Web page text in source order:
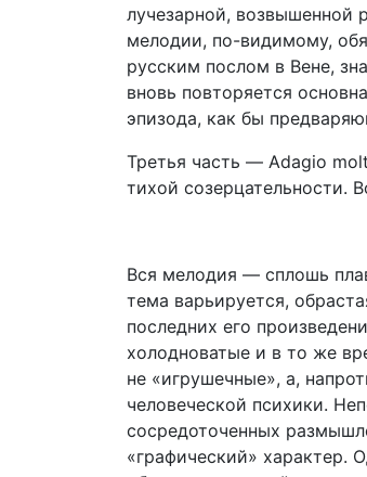
лучезарной, возвышенной
мелодии, по-видимому,
русским послом в Вене,
вновь повторяется
эпизода, как бы
Третья часть — Adagio
тихой созерцательности.
Вся мелодия — сплошь
тема варьируется,
последних его
холодноватые и в то же
не «игрушечные», а,
человеческой психики.
сосредоточенных
«графический» характер.